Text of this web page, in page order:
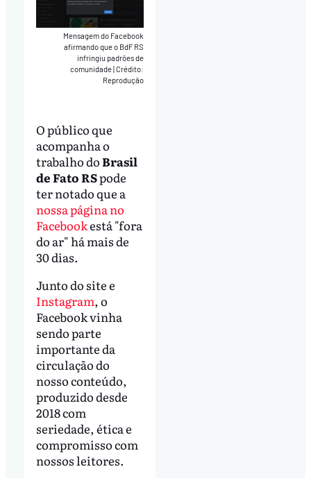
Mensagem do Facebook
afirmando que o BdF RS
infringiu padrões de
comunidade Crédito:
Reprodução
O público que
acompanha o
trabalho doBrasil
de Fato RSpode
ter notado que a
nossa página no
Facebookestá "fora
do ar" há mais de
30 dias.
Junto do site e
Instagram, o
Facebook vinha
sendo parte
importante da
circulação do
nosso conteúdo,
produzido desde
2018 com
seriedade, ética e
compromisso com
nossos leitores.